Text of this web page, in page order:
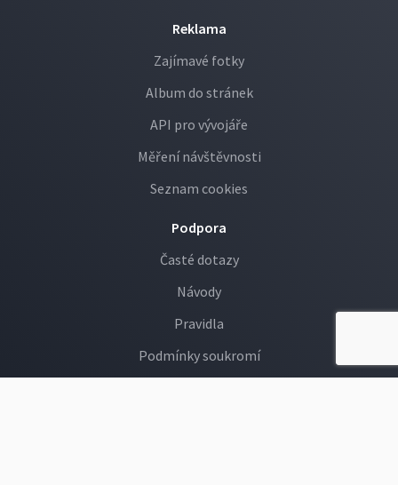
Reklama
Zajímavé fotky
Album do stránek
API pro vývojáře
Měření návštěvnosti
Seznam cookies
Podpora
Časté dotazy
Návody
Pravidla
Podmínky soukromí